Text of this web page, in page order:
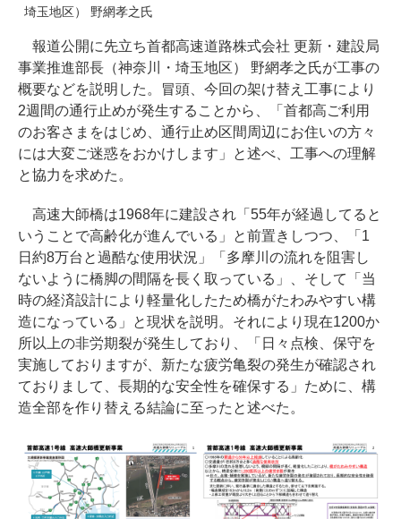
埼玉地区） 野網孝之氏
報道公開に先立ち首都高速道路株式会社 更新・建設局
事業推進部長（神奈川・埼玉地区） 野網孝之氏が工事の
概要などを説明した。冒頭、今回の架け替え工事により
2週間の通行止めが発生することから、「首都高ご利用
のお客さまをはじめ、通行止め区間周辺にお住いの方々
には大変ご迷惑をおかけします」と述べ、工事への理解
と協力を求めた。
高速大師橋は1968年に建設され「55年が経過してると
いうことで高齢化が進んでいる」と前置きしつつ、「1
日約8万台と過酷な使用状況」「多摩川の流れを阻害し
ないように橋脚の間隔を長く取っている」、そして「当
時の経済設計により軽量化したため橋がたわみやすい構
造になっている」と現状を説明。それにより現在1200か
所以上の非労期裂が発生しており、「日々点検、保守を
実施しておりますが、新たな疲労亀裂の発生が確認され
ておりまして、長期的な安全性を確保する」ために、構
造全部を作り替える結論に至ったと述べた。